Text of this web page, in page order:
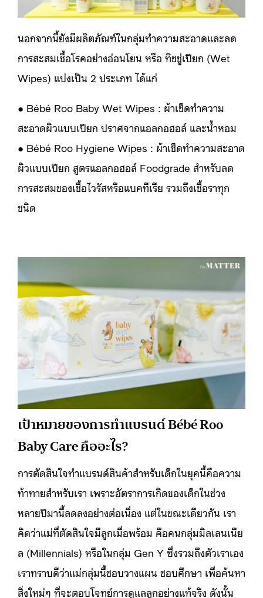
นอกจากนี้ยังมีผลิตภัณฑ์ในกลุ่มทำความสะอาดและลด
การสะสมเชื้อโรคอย่างอ่อนโยน หรือ ทิชชู่เปียก (Wet
Wipes) แบ่งเป็น 2 ประเภท ได้แก่
● Bébé Roo Baby Wet Wipes : ผ้าเช็ดทำความ
สะอาดผิวแบบเปียก ปราศจากแอลกอฮอล์ และน้ำหอม
● Bébé Roo Hygiene Wipes : ผ้าเช็ดทำความสะอาด
ผิวแบบเปียก สูตรแอลกอฮอล์ Foodgrade สำหรับลด
การสะสมของเชื้อไวรัสหรือแบคทีเรีย รวมถึงเชื้อราทุก
ชนิด
เป้าหมายของการทำแบรนด์ Bébé Roo
Baby Care คืออะไร?
การตัดสินใจทำแบรนด์สินค้าสำหรับเด็กในยุคนี้คือความ
ท้าทายสำหรับเรา เพราะอัตราการเกิดของเด็กในช่วง
หลายปีมานี้ลดลงอย่างต่อเนื่อง แต่ในขณะเดียวกัน เรา
คิดว่าแม่ที่ตัดสินใจมีลูกเมื่อพร้อม คือคนกลุ่มมิลเลนเนีย
ล (Millennials) หรือในกลุ่ม Gen Y ซึ่งรวมถึงตัวเราเอง
เราทราบดีว่าแม่กลุ่มนี้ชอบวางแผน ชอบศึกษา เพื่อค้นหา
สิ่งใหม่ๆ ที่จะตอบโจทย์การดูแลลูกอย่างแท้จริง ดังนั้น